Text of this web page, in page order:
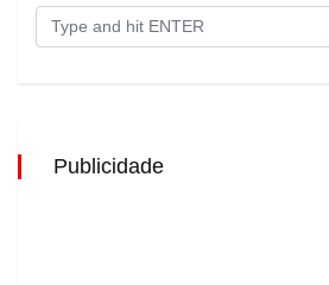
Publicidade